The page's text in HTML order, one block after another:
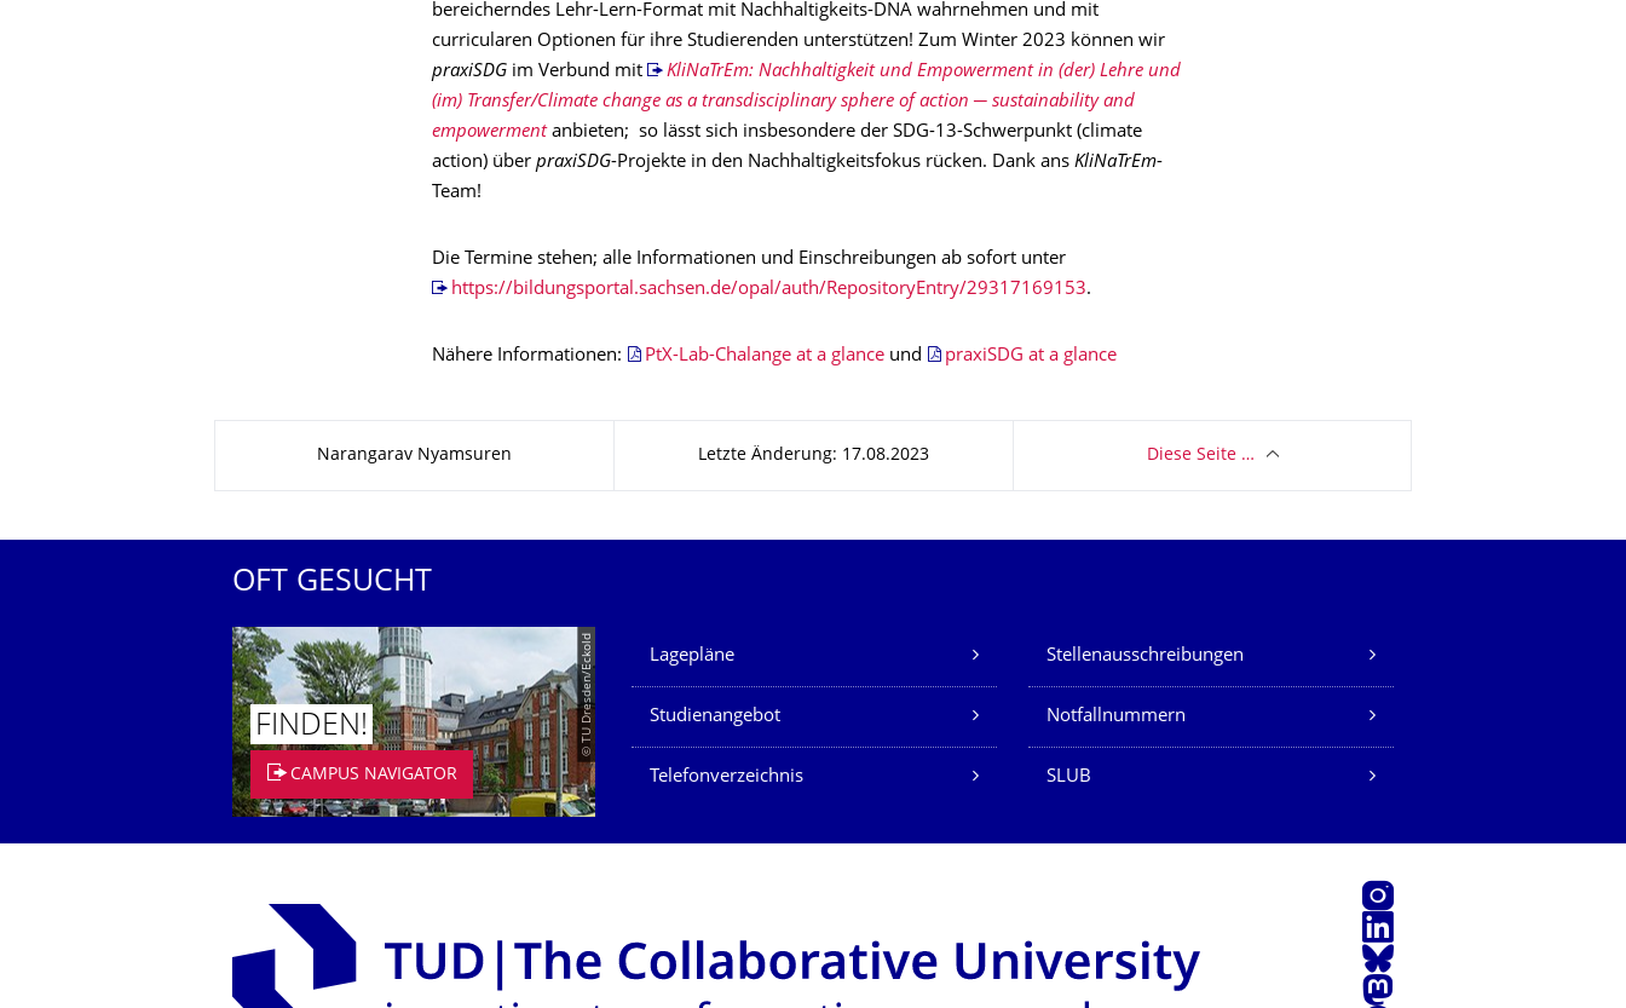
bereicherndes Lehr-Lern-Format mit Nachhaltigkeits-DNA wahrnehmen und mit
curricularen Optionen für ihre Studierenden unterstützen! Zum Winter 2023 können wir
praxiSDG im Verbund mit
KliNaTrEm: Nachhaltigkeit und Empowerment in (der) Lehre und
(im) Transfer/Climate change as a transdisciplinary sphere of action ─ sustainability and
empowermentanbieten; so lässt sich insbesondere der SDG-13-Schwerpunkt (climate
action) über praxiSDG-Projekte in den Nachhaltigkeitsfokus rücken. Dank ans KliNaTrEm-
Team!
Die Termine stehen; alle Informationen und Einschreibungen ab sofort unter
https://bildungsportal.sachsen.de/opal/auth/RepositoryEntry/29317169153.
Nähere Informationen: PtX-Lab-Chalange at a glance und praxiSDG at a glance
Narangarav Nyamsuren Letzte Änderung: 17.08.2023 Diese Seite …
OFT GESUCHT
© TU Dresden/Eckold
FINDEN!
CAMPUS NAVIGATOR
Unsere Dienste
Lagepläne Stellenausschreibungen
Studienangebot Notfallnummern
Telefonverzeichnis SLUB
Instagram
LinkedIn
Bluesky
Mastodon